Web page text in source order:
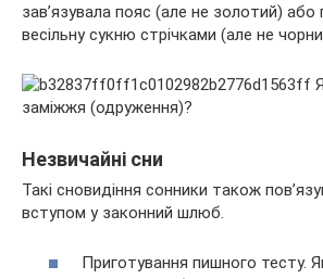
зав’язувала пояс (але не золотий)
весільну сукню стрічками (але не
Незвичайні сни
Такі сновидіння сонники також
вступом у законний шлюб.
Приготування пишного тесту.